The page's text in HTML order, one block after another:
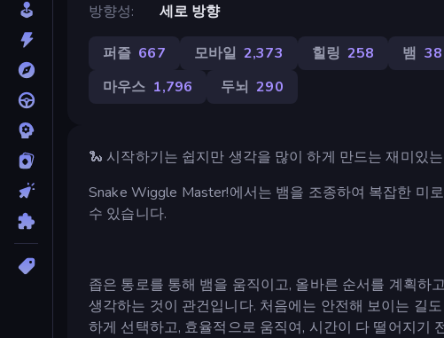
방향성
세로 방향
퍼즐 667 모바일 2,373 힐링 258 뱀 38
마우스 1,796 두뇌 290
🐍 시작하기는 쉽지만 생각을 많이 하게 만드는 재미있
Snake Wiggle Master!에서는 뱀을 조종하여 복잡한 미
수 있습니다.
좁은 통로를 통해 뱀을 움직이고, 올바른 순서를 계획
생각하는 것이 관건입니다. 처음에는 안전해 보이는 길
하게 선택하고, 효율적으로 움직여, 시간이 다 떨어지기